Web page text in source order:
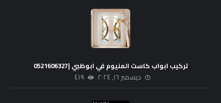
تركيب ابواب كاست المنيوم في ابوظبي |0521606327
ديسمبر ١٦, ٢٠٢٤ ٤١٩